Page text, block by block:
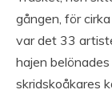
gången, för
var det 33
hajen
skridskoåkares